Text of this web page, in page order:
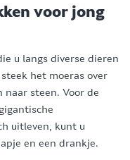
voor jong
u langs diverse dieren
het moeras over
steen. Voor de
uitleven, kunt u
en een drankje.